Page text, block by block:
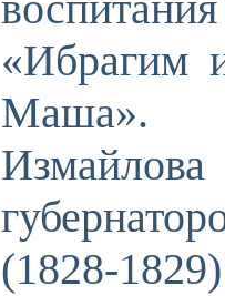
«Ибрагим
Маша».
(1828-1829)